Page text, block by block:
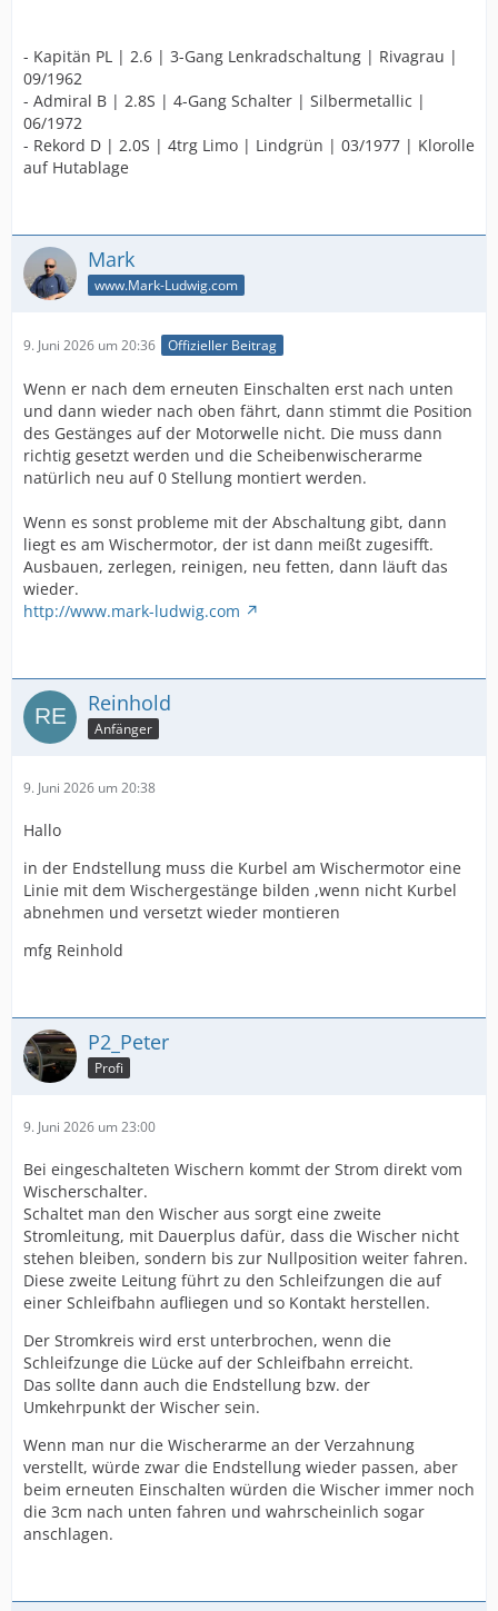
- Kapitän PL | 2.6 | 3-Gang Lenkradschaltung | Rivagrau |
09/1962
- Admiral B | 2.8S | 4-Gang Schalter | Silbermetallic |
06/1972
- Rekord D | 2.0S | 4trg Limo | Lindgrün | 03/1977 | Klorolle
auf Hutablage
Mark
www.Mark-Ludwig.com
9. Juni 2026 um 20:36 Offizieller Beitrag
Wenn er nach dem erneuten Einschalten erst nach unten
und dann wieder nach oben fährt, dann stimmt die Position
des Gestänges auf der Motorwelle nicht. Die muss dann
richtig gesetzt werden und die Scheibenwischerarme
natürlich neu auf 0 Stellung montiert werden.
Wenn es sonst probleme mit der Abschaltung gibt, dann
liegt es am Wischermotor, der ist dann meißt zugesifft.
Ausbauen, zerlegen, reinigen, neu fetten, dann läuft das
wieder.
http://www.mark-ludwig.com
Reinhold
Anfänger
9. Juni 2026 um 20:38
Hallo
in der Endstellung muss die Kurbel am Wischermotor eine
Linie mit dem Wischergestänge bilden ,wenn nicht Kurbel
abnehmen und versetzt wieder montieren
mfg Reinhold
P2_Peter
Profi
9. Juni 2026 um 23:00
Bei eingeschalteten Wischern kommt der Strom direkt vom
Wischerschalter.
Schaltet man den Wischer aus sorgt eine zweite
Stromleitung, mit Dauerplus dafür, dass die Wischer nicht
stehen bleiben, sondern bis zur Nullposition weiter fahren.
Diese zweite Leitung führt zu den Schleifzungen die auf
einer Schleifbahn aufliegen und so Kontakt herstellen.
Der Stromkreis wird erst unterbrochen, wenn die
Schleifzunge die Lücke auf der Schleifbahn erreicht.
Das sollte dann auch die Endstellung bzw. der
Umkehrpunkt der Wischer sein.
Wenn man nur die Wischerarme an der Verzahnung
verstellt, würde zwar die Endstellung wieder passen, aber
beim erneuten Einschalten würden die Wischer immer noch
die 3cm nach unten fahren und wahrscheinlich sogar
anschlagen.